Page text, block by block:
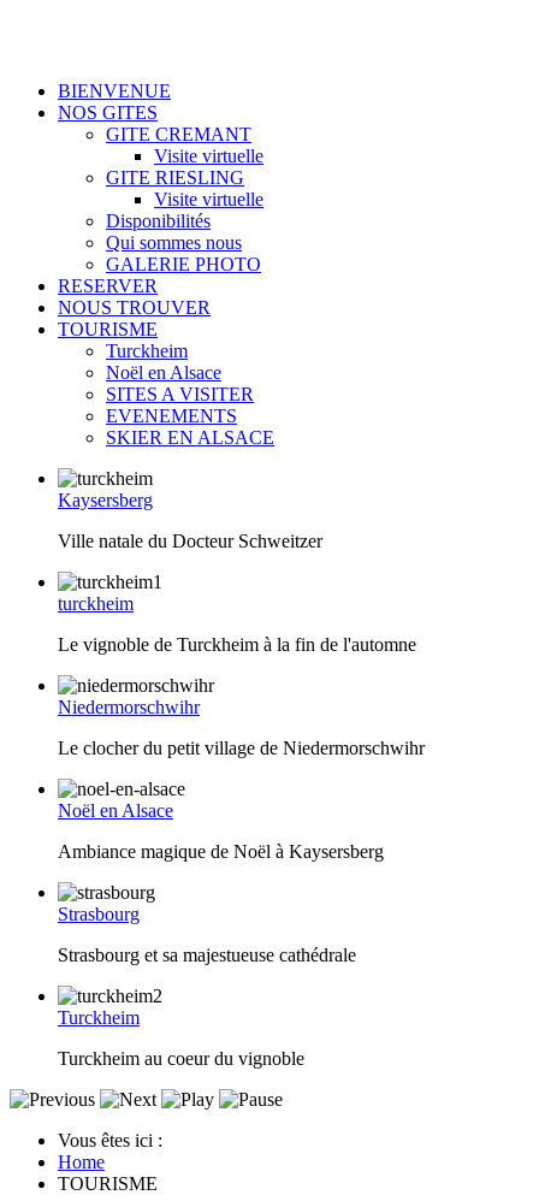
BIENVENUE
NOS GITES
GITE CREMANT
Visite virtuelle
GITE RIESLING
Visite virtuelle
Disponibilités
Qui sommes nous
GALERIE PHOTO
RESERVER
NOUS TROUVER
TOURISME
Turckheim
Noël en Alsace
SITES A VISITER
EVENEMENTS
SKIER EN ALSACE
Kaysersberg
Ville natale du Docteur Schweitzer
turckheim
Le vignoble de Turckheim à la fin de l'automne
Niedermorschwihr
Le clocher du petit village de Niedermorschwihr
Noël en Alsace
Ambiance magique de Noël à Kaysersberg
Strasbourg
Strasbourg et sa majestueuse cathédrale
Turckheim
Turckheim au coeur du vignoble
Vous êtes ici :
Home
TOURISME